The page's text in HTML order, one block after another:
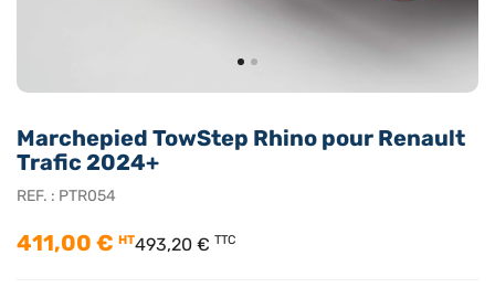
Marchepied TowStep Rhino pour Renault
Trafic 2024+
REF. : PTR054
411,00 € HT493,20 € TTC